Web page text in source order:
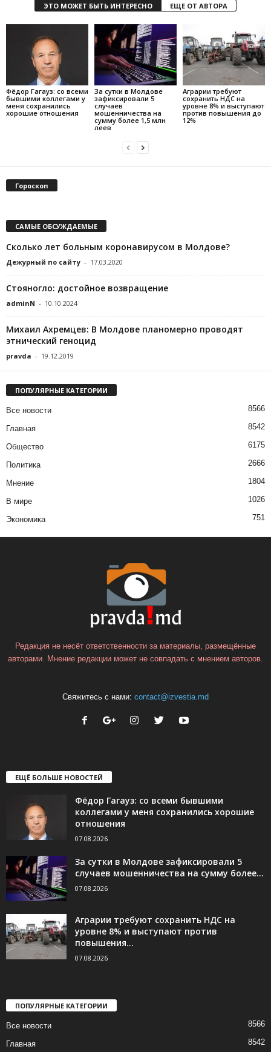
ЭТО МОЖЕТ БЫТЬ ИНТЕРЕСНО ЕЩЕ ОТ АВТОРА
Фёдор Гагауз: со всеми
бывшими коллегами у
меня сохранились
хорошие отношения
За сутки в Молдове
зафиксировали 5
случаев
мошенничества на
сумму более 1,5 млн
леев
Аграрии требуют
сохранить НДС на
уровне 8% и выступают
против повышения до
12%
Гороскоп
САМЫЕ ОБСУЖДАЕМЫЕ
Сколько лет больным коронавирусом в Молдове?
Дежурный по сайту - 17.03.2020
Стояногло: достойное возвращение
adminN - 10.10.2024
Михаил Ахремцев: В Молдове планомерно проводят
этнический геноцид
pravda - 19.12.2019
ПОПУЛЯРНЫЕ КАТЕГОРИИ
Все новости 8566
Главная 8542
Общество 6175
Политика 2666
Мнение 1804
В мире 1026
Экономика 751
Редакция не несёт ответственности за материалы, размещённые
авторами. Мнение редакции может не совпадать с мнением авторов.
Свяжитесь с нами: contact@izvestia.md
ЕЩЁ БОЛЬШЕ НОВОСТЕЙ
Фёдор Гагауз: со всеми бывшими
коллегами у меня сохранились хорошие
отношения
07.08.2026
За сутки в Молдове зафиксировали 5
случаев мошенничества на сумму более...
07.08.2026
Аграрии требуют сохранить НДС на
уровне 8% и выступают против
повышения...
07.08.2026
ПОПУЛЯРНЫЕ КАТЕГОРИИ
Все новости 8566
Главная 8542